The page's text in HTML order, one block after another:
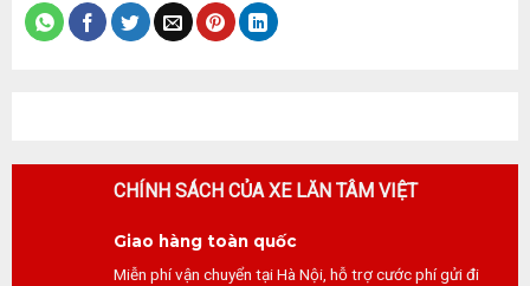
CHÍNH SÁCH CỦA XE LĂN TÂM VIỆT
Giao hàng toàn quốc
Miễn phí vận chuyển tại Hà Nội, hỗ trợ cước phí gửi đi